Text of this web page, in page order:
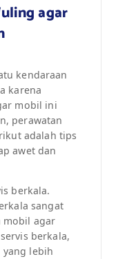
agar
kendaraan
karena
mobil ini
perawatan
adalah tips
awet dan
berkala.
sangat
mobil agar
berkala,
yang lebih